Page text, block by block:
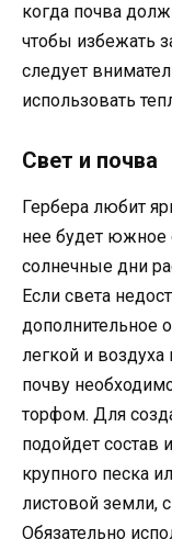
когда почва
чтобы избежать
следует
использовать
Свет и почва
Гербера любит
нее будет южное
солнечные дни
Если света
дополнительное
легкой и
почву
торфом. Для
подойдет состав
крупного песка
листовой земли,
Обязательно